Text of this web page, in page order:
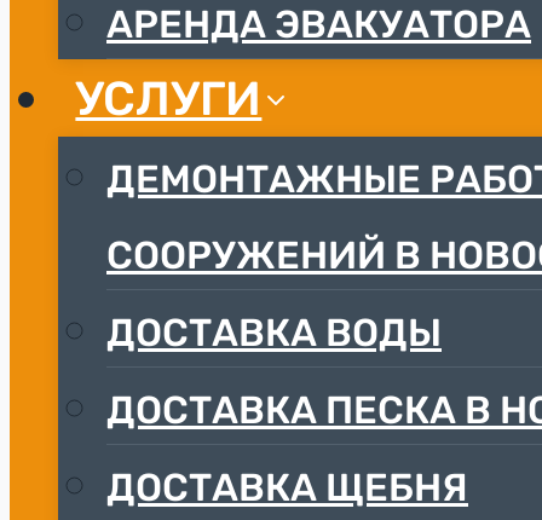
АРЕНДА ЭВАКУАТОРА
УСЛУГИ
ДЕМОНТАЖНЫЕ
СООРУЖЕНИЙ В
ДОCТАВКА ВОДЫ
ДОСТАВКА ПЕСКА В
ДОСТАВКА ЩЕБНЯ